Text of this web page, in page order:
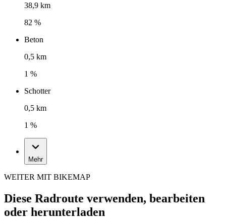
38,9 km
82 %
Beton
0,5 km
1 %
Schotter
0,5 km
1 %
Mehr
WEITER MIT BIKEMAP
Diese Radroute verwenden, bearbeiten
oder herunterladen